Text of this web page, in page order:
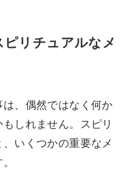
リチュアルなメ
、偶然ではなく何か
しれません。スピリ
いくつかの重要なメ